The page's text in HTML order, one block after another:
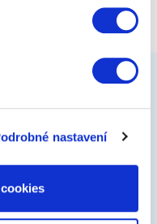
nastavení
je balíček plný
vás vybrali TOP…